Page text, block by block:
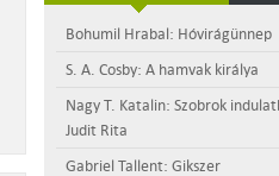
Bohumil Hrabal: Hóvirágünnep
S. A. Cosby: A hamvak királya
Nagy T. Katalin: Szobrok
Judit Rita
Gabriel Tallent: Gikszer